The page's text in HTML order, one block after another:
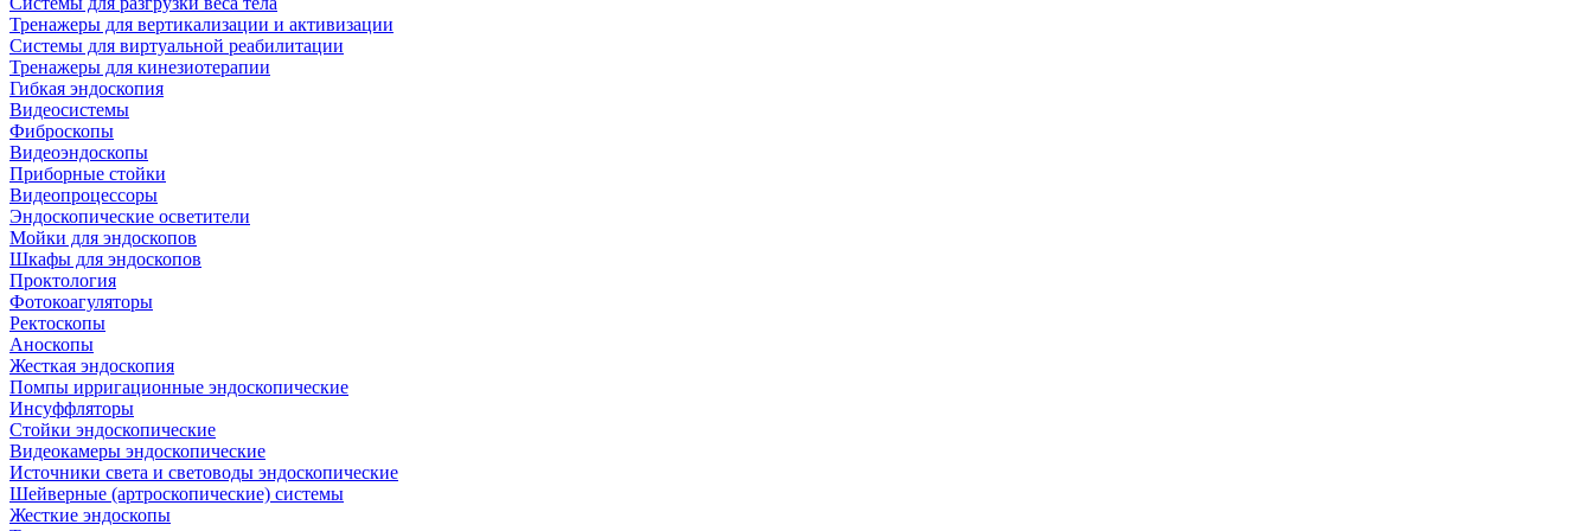
Тренажеры для вертикализации и активизации
Системы для виртуальной реабилитации
Тренажеры для кинезиотерапии
Гибкая эндоскопия
Видеосистемы
Фиброскопы
Видеоэндоскопы
Приборные стойки
Видеопроцессоры
Эндоскопические осветители
Мойки для эндоскопов
Шкафы для эндоскопов
Проктология
Фотокоагуляторы
Ректоскопы
Аноскопы
Жесткая эндоскопия
Помпы ирригационные эндоскопические
Инсуффляторы
Стойки эндоскопические
Видеокамеры эндоскопические
Источники света и световоды эндоскопические
Шейверные (артроскопические) системы
Жесткие эндоскопы